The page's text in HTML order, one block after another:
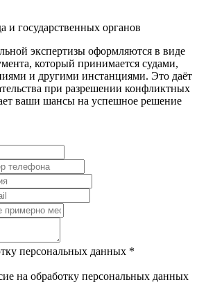
и государственных органов
экспертизы оформляются в виде
который принимается судами,
и другими инстанциями. Это даёт
при разрешении конфликтных
ваши шансы на успешное решение
персональных данных *
на обработку персональных данных